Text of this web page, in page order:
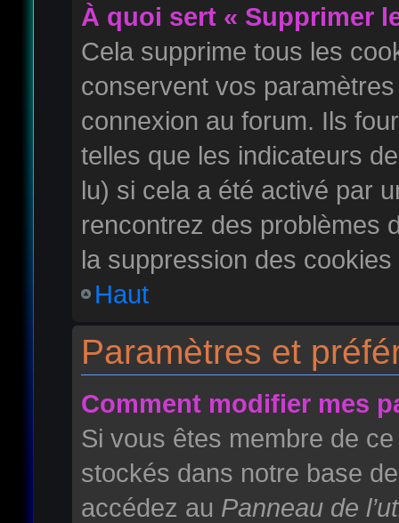
À quoi sert « Supprimer
Cela supprime tous les
conservent vos
connexion au forum. Ils
telles que les indicateurs
lu) si cela a été activé par
rencontrez des problèmes
la suppression des
Haut
Paramètres et
Comment modifier mes
Si vous êtes membre de
stockés dans notre base
accédez au Panneau de